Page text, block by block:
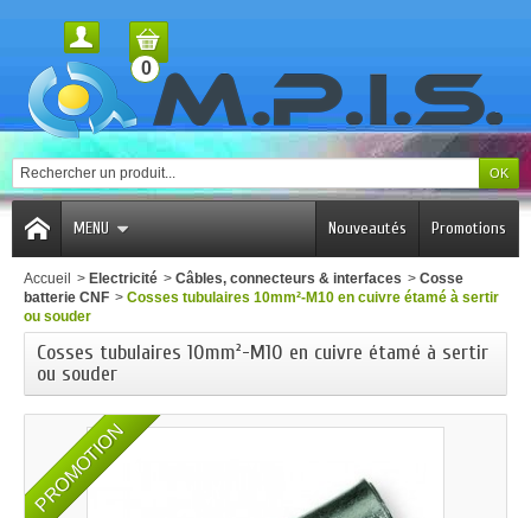
0
MENU Promotions
Nouveautés
Accueil > Electricité > Câbles, connecteurs & interfaces > Cosse
batterie CNF > Cosses tubulaires 10mm²-M10 en cuivre étamé à sertir
ou souder
Cosses tubulaires 10mm²-M10 en cuivre étamé à sertir
ou souder
PROMOTION